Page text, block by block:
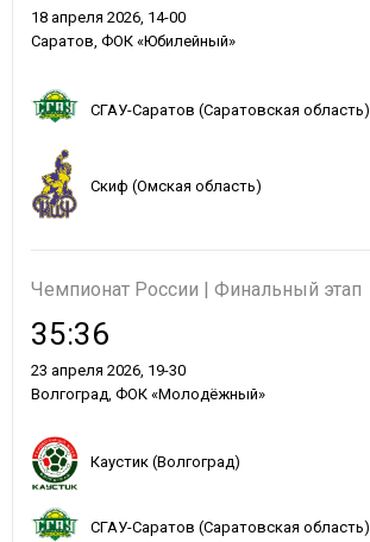
СГАУ-Саратов (Саратовская область)
18 апреля 2026, 14-00
Саратов, ФОК «Юбилейный»
Скиф (Омская область)
Чемпионат России | Финальный этап
Каустик (Волгоград)
35:36
23 апреля 2026, 19-30
Волгоград, ФОК «Молодёжный»
СГАУ-Саратов (Саратовская область)